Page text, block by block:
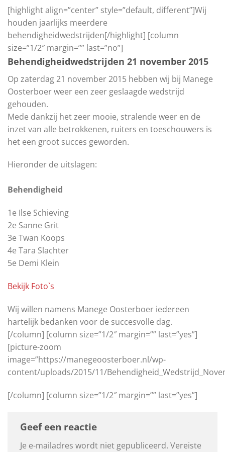
[highlight align=”center” style=”default, different”]Wij
houden jaarlijks meerdere
behendigheidwedstrijden[/highlight] [column
size=”1/2″ margin=”” last=”no”]
Behendigheidwedstrijden 21 november 2015
Op zaterdag 21 november 2015 hebben wij bij Manege
Oosterboer weer een zeer geslaagde wedstrijd
gehouden.
Mede dankzij het zeer mooie, stralende weer en de
inzet van alle betrokkenen, ruiters en toeschouwers is
het een groot succes geworden.
Hieronder de uitslagen:
Behendigheid
1e Ilse Schieving
2e Sanne Grit
3e Twan Koops
4e Tara Slachter
5e Demi Klein
Bekijk Foto`s
Wij willen namens Manege Oosterboer iedereen
hartelijk bedanken voor de succesvolle dag.
[/column] [column size=”1/2″ margin=”” last=”yes”]
[picture-zoom
image=”https://manegeoosterboer.nl/wp-
content/uploads/2015/11/
[/column] [column size=”1/2″ margin=”” last=”yes”]
Geef een reactie
Je e-mailadres wordt niet gepubliceerd. Vereiste